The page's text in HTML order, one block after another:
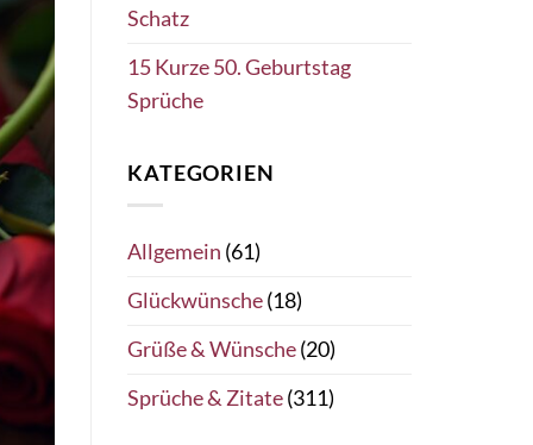
Schatz
15 Kurze 50. Geburtstag
Sprüche
KATEGORIEN
Allgemein (61)
Glückwünsche(18)
Grüße & Wünsche(20)
Sprüche & Zitate(311)